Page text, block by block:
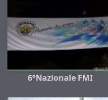
6°Nazionale FMI